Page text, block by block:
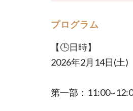
プログラム
【🕒日時】
2026年2月14日(土)
第一部：